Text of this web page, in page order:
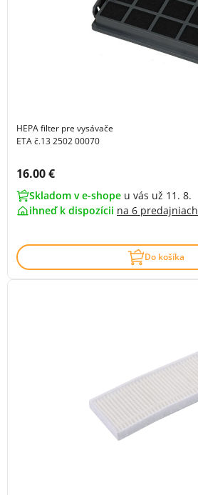
HEPA filter pre vysávače
ETA č.13 2502 00070
Cena s DPH:
16.00 €
Skladom v e-shope u vás už 11. 8.
ihneď k dispozícii na 6 predajniach
Do košíka